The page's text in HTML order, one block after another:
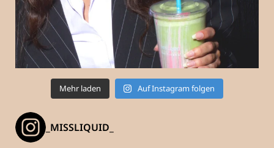
Mehr laden Auf Instagram folgen
_MISSLIQUID_